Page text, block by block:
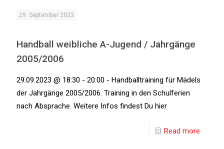
29. September 2023
Handball weibliche A-Jugend / Jahrgänge
2005/2006
29.09.2023 @ 18:30 - 20:00 - Handballtraining für Mädels
der Jahrgänge 2005/2006. Training in den Schulferien
nach Absprache. Weitere Infos findest Du hier
Read more